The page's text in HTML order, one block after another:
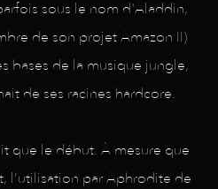
sous le nom d'Aladdin,
de son projet Amazon II)
bases de la musique jungle,
de ses racines hardcore.
que le début. À mesure que
l’utilisation par Aphrodite de